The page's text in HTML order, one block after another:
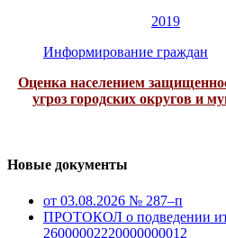
2019
Информирование граждан
Оценка населением
угроз городских округов и
Новые документы
от 03.08.2026 № 287–п
ПРОТОКОЛ о подведении
26000002220000000012